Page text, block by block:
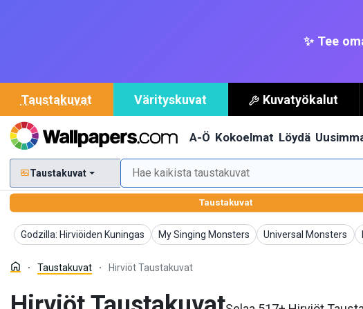
✨ Tee
Taustakuvat Värityskuvat Kuvatyökalut
A-Ö Kokoelmat Löydä
Taustakuvat
Taustakuvat
Godzilla: Hirviöiden Kuningas
Taustakuvat My Singing Monsters
Taustakuvat Universal Monsters
Taustakuvat
Taustakuvat Hirviöt Taustakuvat